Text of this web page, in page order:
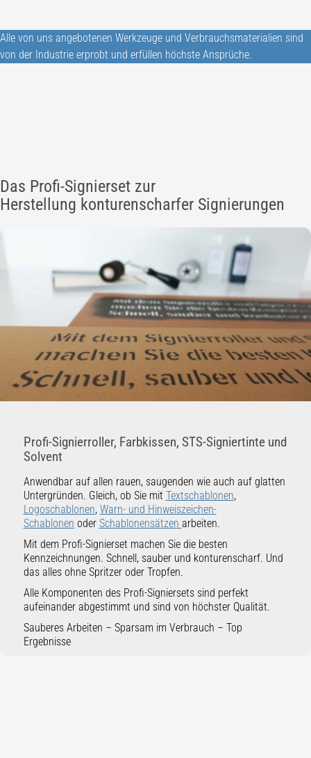
Alle von uns angebotenen Werkzeuge und Verbrauchsmaterialien sind
von der Industrie erprobt und erfüllen höchste Ansprüche.
Das Profi-Signierset zur
Herstellung konturenscharfer Signierungen
Profi-Signierroller, Farbkissen, STS-Signiertinte und
Solvent
Anwendbar auf allen rauen, saugenden wie auch auf glatten
Untergründen. Gleich, ob Sie mit Textschablonen,
Logoschablonen, Warn- und Hinweiszeichen-
Schablonen oder Schablonensätzen arbeiten.
Mit dem Profi-Signierset machen Sie die besten
Kennzeichnungen. Schnell, sauber und konturenscharf. Und
das alles ohne Spritzer oder Tropfen.
Alle Komponenten des Profi-Signiersets sind perfekt
aufeinander abgestimmt und sind von höchster Qualität.
Sauberes Arbeiten – Sparsam im Verbrauch – Top
Ergebnisse